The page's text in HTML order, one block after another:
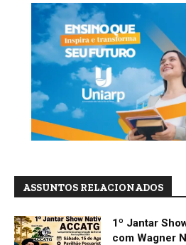
ASSUNTOS RELACIONADOS
1º Jantar
com Wagner